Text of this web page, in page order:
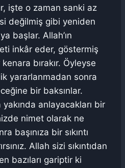
işte o zaman sanki az
değilmiş gibi yeniden
başlar. Allah’ın
inkâr eder, göstermiş
bırakır. Öyleyse
yararlanmadan sonra
bir baksınlar.
anlayacakları bir
nimet olarak ne
başınıza bir sıkıntı
Allah sizi sıkıntıdan
bazıları gariptir ki